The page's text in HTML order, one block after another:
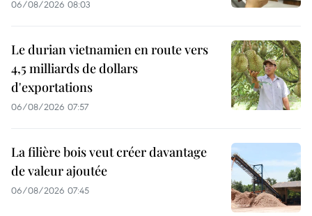
06/08/2026 08:03
Le durian vietnamien en route vers
4,5 milliards de dollars
d'exportations
06/08/2026 07:57
La filière bois veut créer davantage
de valeur ajoutée
06/08/2026 07:45